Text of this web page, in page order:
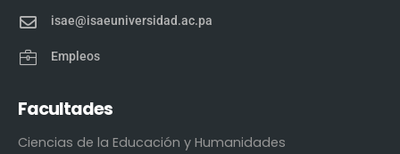
isae@isaeuniversidad.ac.pa
Empleos
Facultades
Ciencias de la Educación y Humanidades